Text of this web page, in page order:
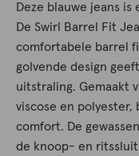
Deze blauwe jeans
De Swirl Barrel Fit
comfortabele barrel
golvende design
uitstraling. Gemaakt
viscose en
comfort. De
de knoop- en